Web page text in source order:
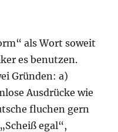
als Wort soweit
es benutzen.
Gründen: a)
Ausdrücke wie
fluchen gern
egal“,